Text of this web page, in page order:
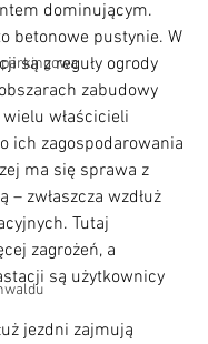
dominującym.
betonowe pustynie. W
są z reguły ogrody
zabudowy
właścicieli
ich zagospodarowania
ma się sprawa z
– zwłaszcza wzdłuż
Tutaj
zagrożeń, a
są użytkownicy
jezdni zajmują